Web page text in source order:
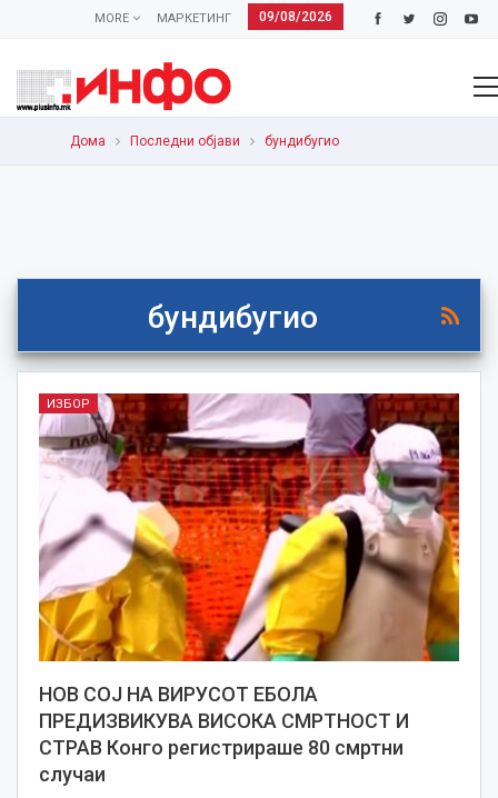
09/08/2026
МАРКЕТИНГ
MORE
Дома Последни објави бундибугио
бундибугио
ИЗБОР
НОВ СОЈ НА ВИРУСОТ ЕБОЛА
ПРЕДИЗВИКУВА ВИСОКА СМРТНОСТ И
СТРАВ Конго регистрираше 80 смртни
случаи